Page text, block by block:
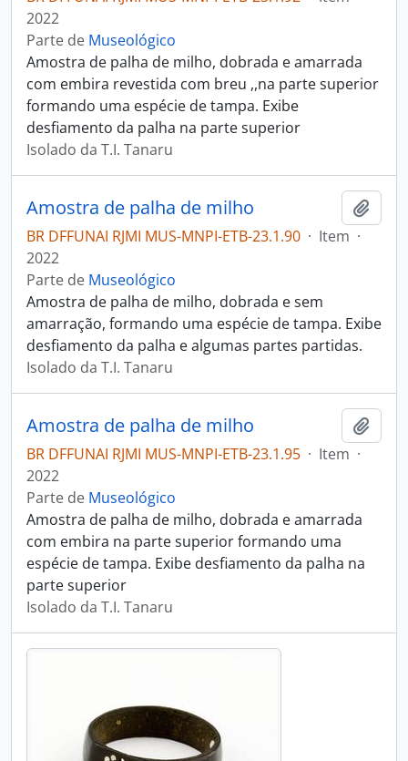
2022
Parte de Museológico
Amostra de palha de milho, dobrada e amarrada
com embira revestida com breu ,,na parte superior
formando uma espécie de tampa. Exibe
desfiamento da palha na parte superior
Isolado da T.I. Tanaru
Amostra de palha de milho
BR DFFUNAI RJMI MUS-MNPI-ETB-23.1.90 · Item ·
2022
Parte de Museológico
Amostra de palha de milho, dobrada e sem
amarração, formando uma espécie de tampa. Exibe
desfiamento da palha e algumas partes partidas.
Isolado da T.I. Tanaru
Amostra de palha de milho
BR DFFUNAI RJMI MUS-MNPI-ETB-23.1.95 · Item ·
2022
Parte de Museológico
Amostra de palha de milho, dobrada e amarrada
com embira na parte superior formando uma
espécie de tampa. Exibe desfiamento da palha na
parte superior
Isolado da T.I. Tanaru